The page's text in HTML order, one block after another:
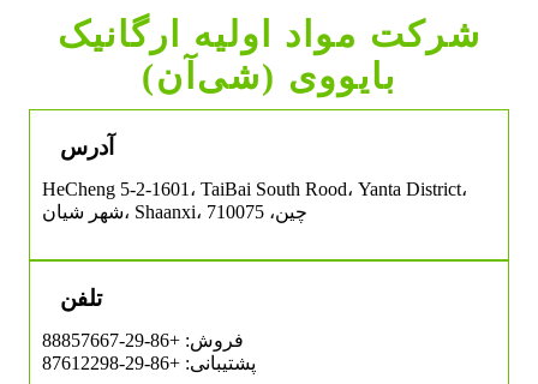
شرکت مواد اولیه ارگانیک
بایووی (شی‌آن)
آدرس
HeCheng 5-2-1601، TaiBai South Rood، Yanta District،
شهر شیان، Shaanxi، چین، 710075
تلفن
فروش: +86-29-88857667
پشتیبانی: +86-29-87612298